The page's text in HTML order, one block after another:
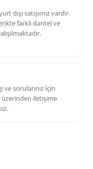
dışı satışımız vardır.
farklı dantel ve
ve sorularınız için
iletişime